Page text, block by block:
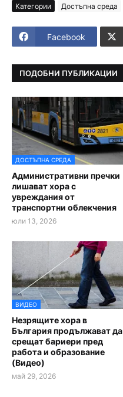
Категории Достъпна среда
Facebook
ПОДОБНИ ПУБЛИКАЦИИ
ДОСТЪПНА СРЕДА
Административни пречки
лишават хора с
увреждания от
транспортни облекчения
юли 13, 2026
ВИДЕО
Незрящите хора в
България продължават да
срещат бариери пред
работа и образование
(Видео)
май 29, 2026